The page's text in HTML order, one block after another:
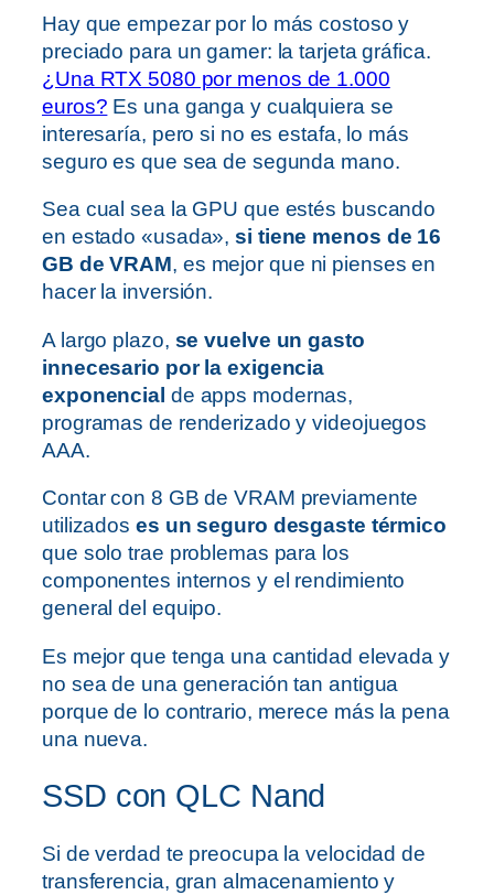
Hay que empezar por lo más costoso y
preciado para un gamer: la tarjeta gráfica.
¿Una RTX 5080 por menos de 1.000
euros? Es una ganga y cualquiera se
interesaría, pero si no es estafa, lo más
seguro es que sea de segunda mano.
Sea cual sea la GPU que estés buscando
en estado «usada», si tiene menos de 16
GB de VRAM, es mejor que ni pienses en
hacer la inversión.
A largo plazo, se vuelve un gasto
innecesario por la exigencia
exponencial de apps modernas,
programas de renderizado y videojuegos
AAA.
Contar con 8 GB de VRAM previamente
utilizados es un seguro desgaste térmico
que solo trae problemas para los
componentes internos y el rendimiento
general del equipo.
Es mejor que tenga una cantidad elevada y
no sea de una generación tan antigua
porque de lo contrario, merece más la pena
una nueva.
SSD con QLC Nand
Si de verdad te preocupa la velocidad de
transferencia, gran almacenamiento y